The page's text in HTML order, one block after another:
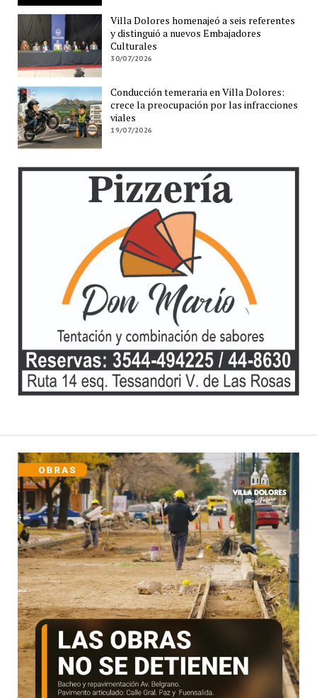
Villa Dolores homenajeó a seis referentes
y distinguió a nuevos Embajadores
Culturales
30/07/2026
Conducción temeraria en Villa Dolores:
crece la preocupación por las infracciones
viales
19/07/2026